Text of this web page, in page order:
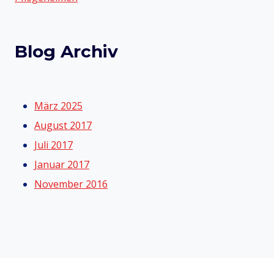
Blog Archiv
März 2025
August 2017
Juli 2017
Januar 2017
November 2016